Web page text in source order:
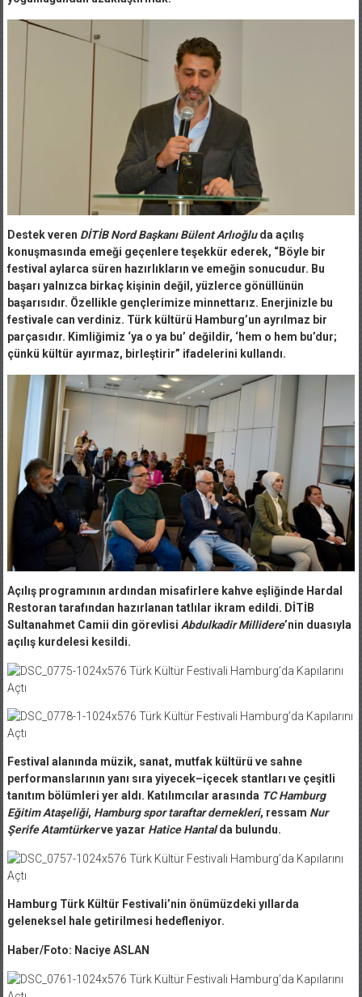
Destek veren DİTİB Nord Başkanı Bülent Arlıoğluda açılış
konuşmasında emeği geçenlere teşekkür ederek, “Böyle bir
festival aylarca süren hazırlıkların ve emeğin sonucudur. Bu
başarı yalnızca birkaç kişinin değil, yüzlerce gönüllünün
başarısıdır. Özellikle gençlerimize minnettarız. Enerjinizle bu
festivale can verdiniz. Türk kültürü Hamburg’un ayrılmaz bir
parçasıdır. Kimliğimiz ‘ya o ya bu’ değildir, ‘hem o hem bu’dur;
çünkü kültür ayırmaz, birleştirir” ifadelerini kullandı.
Açılış programının ardından misafirlere kahve eşliğinde Hardal
Restoran tarafından hazırlanan tatlılar ikram edildi. DİTİB
Sultanahmet Camii din görevlisi Abdulkadir Millidere’nin duasıyla
açılış kurdelesi kesildi.
Festival alanında müzik, sanat, mutfak kültürü ve sahne
performanslarının yanı sıra yiyecek–içecek stantları ve çeşitli
tanıtım bölümleri yer aldı. Katılımcılar arasında TC Hamburg
Eğitim Ataşeliği, Hamburg spor taraftar dernekleri, ressam Nur
Şerife Atamtürkerve yazar Hatice Hantalda bulundu.
Hamburg Türk Kültür Festivali’nin önümüzdeki yıllarda
geleneksel hale getirilmesi hedefleniyor.
Haber/Foto: Naciye ASLAN